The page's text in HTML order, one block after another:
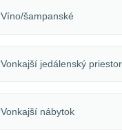
Víno/šampanské
Vonkajší jedálenský priestor
Vonkajší nábytok